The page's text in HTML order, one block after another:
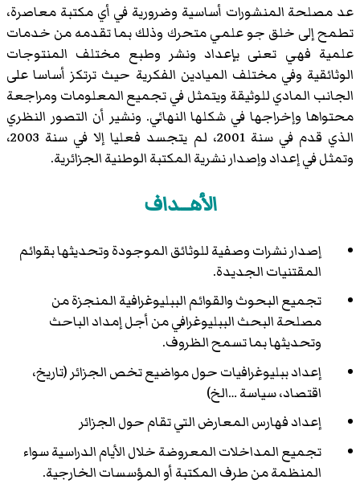
عد مصلحة المنشورات أساسية وضرورية في أي مكتبة معاصرة،
تطمح إلى خلق جو علمي متحرك وذلك بما تقدمه من خدمات
علمية فهي تعنى بإعداد ونشر وطبع مختلف المنتوجات
الوثائقية وفي مختلف الميادين الفكرية حيث ترتكز أساسا على
الجانب المادي للوثيقة ويتمثل في تجميع المعلومات ومراجعة
محتواها وإخراجها في شكلها النهائي. ونشير أن التصور النظري
الذي قدم في سنة 2001، لم يتجسد فعليا إلا في سنة 2003،
وتمثل في إعداد وإصدار نشرية المكتبة الوطنية الجزائرية.
الأهــداف
إصدار نشرات وصفية للوثائق الموجودة وتحديثها بقوائم
المقتنيات الجديدة.
تجميع البحوث والقوائم الببليوغرافية المنجزة من
مصلحة البحث الببليوغرافي من أجل إمداد الباحث
وتحديثها بما تسمح الظروف.
إعداد ببليوغرافيات حول مواضيع تخص الجزائر (تاريخ،
اقتصاد، سياسة …الخ)
إعداد فهارس المعارض التي تقام حول الجزائر
تجميع المداخلات المعروضة خلال الأيام الدراسية سواء
المنظمة من طرف المكتبة أو المؤسسات الخارجية.